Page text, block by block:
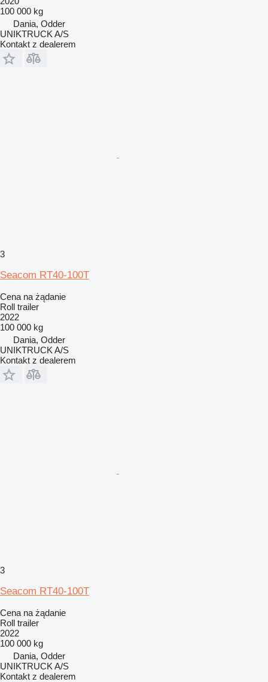
100 000 kg
Dania, Odder
UNIKTRUCK A/S
Kontakt z dealerem
3
Seacom RT40-100T
Cena na żądanie
Roll trailer
2022
100 000 kg
Dania, Odder
UNIKTRUCK A/S
Kontakt z dealerem
3
Seacom RT40-100T
Cena na żądanie
Roll trailer
2022
100 000 kg
Dania, Odder
UNIKTRUCK A/S
Kontakt z dealerem